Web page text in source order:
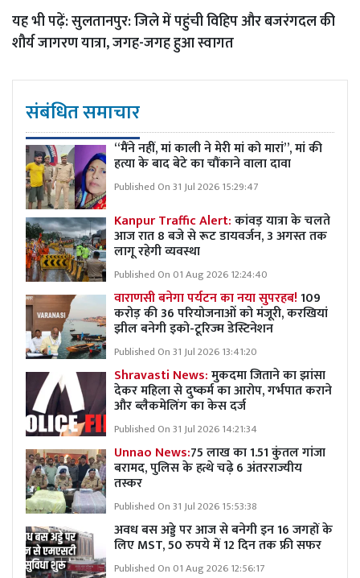
यह भी पढ़ें:सुलतानपुर: जिले में पहुंची विहिप और बजरंगदल की
शौर्य जागरण यात्रा, जगह-जगह हुआ स्वागत
संबंधित समाचार
“मैंने नहीं, मां काली ने मेरी मां को मारां”, मां की
हत्या के बाद बेटे का चौंकाने वाला दावा
Published On 31 Jul 2026 15:29:47
Kanpur Traffic Alert:कांवड़ यात्रा के चलते
आज रात 8 बजे से रूट डायवर्जन, 3 अगस्त तक
लागू रहेगी व्यवस्था
Published On 01 Aug 2026 12:24:40
वाराणसी बनेगा पर्यटन का नया सुपरहब!109
करोड़ की 36 परियोजनाओं को मंजूरी, करखियां
झील बनेगी इको-टूरिज्म डेस्टिनेशन
Published On 31 Jul 2026 13:41:20
Shravasti News:मुकदमा जिताने का झांसा
देकर महिला से दुष्कर्म का आरोप, गर्भपात कराने
और ब्लैकमेलिंग का केस दर्ज
Published On 31 Jul 2026 14:21:34
Unnao News:75 लाख का 1.51 कुंतल गांजा
बरामद, पुलिस के हत्थे चढ़े 6 अंतरराज्यीय
तस्कर
Published On 31 Jul 2026 15:53:38
अवध बस अड्डे पर आज से बनेगी इन 16 जगहों के
लिए MST, 50 रुपये में 12 दिन तक फ्री सफर
Published On 01 Aug 2026 12:56:17